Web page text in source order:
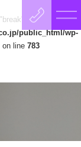
Did you mean
public_html/wp-
on line 783